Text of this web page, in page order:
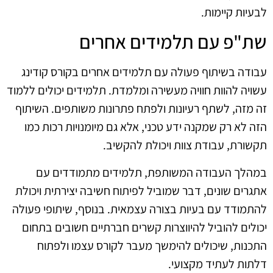
לבעיות קיימות.
שת"פ עם תלמידים אחרים
עבודה בשיתוף פעולה עם תלמידים אחרים בקורס קודינג
עשויה להוות חוויה מעשירה ומלמדת. תלמידים יכולים ללמוד
זה מזה, לשתף רעיונות ולפתח פתרונות משותפים. השיתוף
הזה לא רק שמקנה ידע טכני, אלא גם מיומנויות רכות כמו
תקשורת, עבודת צוות ויכולת להקשיב.
במהלך העבודה המשותפת, תלמידים מתמודדים עם
אתגרים שונים, דבר שמוביל לפיתוח חשיבה יצירתית ויכולת
להתמודד עם בעיות בצורה עצמאית. בנוסף, שיתופי פעולה
יכולים להוביל להיווצרות קשרים חברתיים חשובים בתחום
התכנות, שיכולים להימשך מעבר לקורס עצמו ולפתוח
דלתות לעתיד מקצועי.